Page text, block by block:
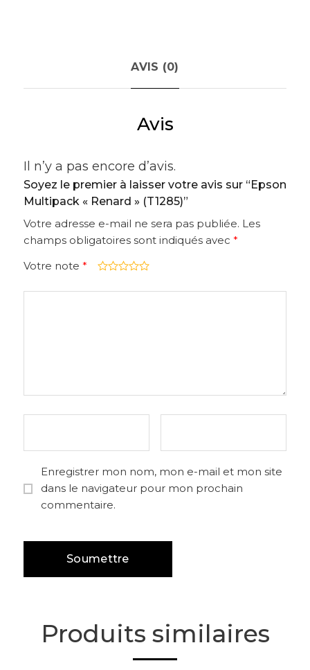
AVIS (0)
Avis
Il n’y a pas encore d’avis.
Soyez le premier à laisser votre avis sur “Epson
Multipack « Renard » (T1285)”
Votre adresse e-mail ne sera pas publiée. Les
champs obligatoires sont indiqués avec *
Votre note *
Enregistrer mon nom, mon e-mail et mon site
dans le navigateur pour mon prochain
commentaire.
Produits similaires